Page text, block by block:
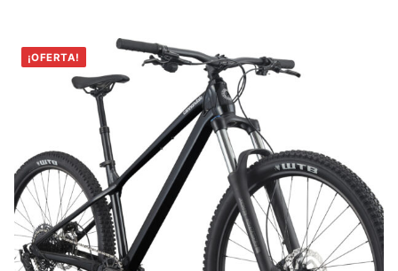
¡OFERTA!